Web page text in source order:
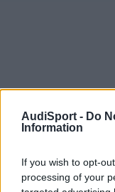
AudiSport - Do
Information
If you wish to opt-
processing of your